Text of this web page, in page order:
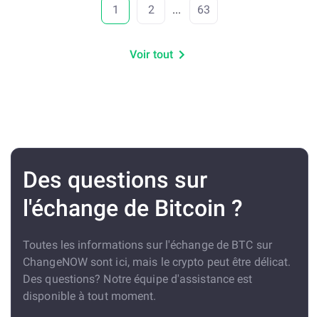
1 2 ... 63
Voir tout
Des questions sur
l'échange de Bitcoin ?
Toutes les informations sur l'échange de BTC sur
ChangeNOW sont ici, mais le crypto peut être délicat.
Des questions? Notre équipe d'assistance est
disponible à tout moment.